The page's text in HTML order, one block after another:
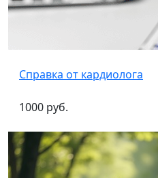
Справка от кардиолога
1000 руб.